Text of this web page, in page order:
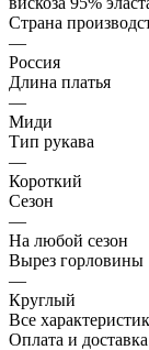
Страна
—
Россия
Длина платья
—
Миди
Тип рукава
—
Короткий
Сезон
—
На любой сезон
Вырез горловины
—
Круглый
Все
Оплата и доставка